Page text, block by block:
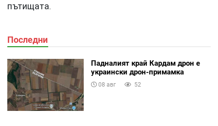
пътищата.
Последни
Падналият край Кардам дрон е
украински дрон-примамка
08 авг 52